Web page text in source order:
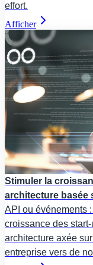
effort.
Afficher
Stimuler la
architecture basée
API ou événements
croissance des
architecture axée
entreprise vers de